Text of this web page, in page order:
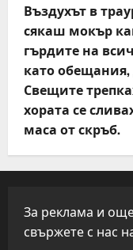
Въздухът в
сякаш мокър
гърдите на
като
Свещите
хората се
маса от скръб.
За реклама и
свържете с нас